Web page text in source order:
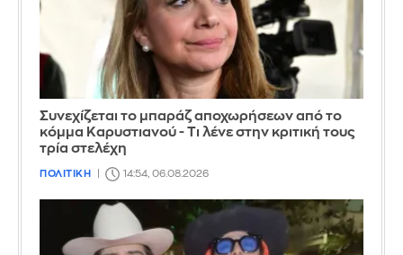
Συνεχίζεται το μπαράζ αποχωρήσεων από το
κόμμα Καρυστιανού - Τι λένε στην κριτική τους
τρία στελέχη
ΠΟΛΙΤΙΚΗ 14:54, 06.08.2026